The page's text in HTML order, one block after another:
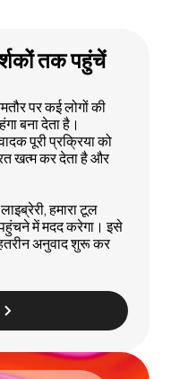
तक पहुंचें
पर कई लोगों की
बना देता है।
पूरी प्रक्रिया को
खत्म कर देता है और
हमारा टूल
में मदद करेगा। इसे
अनुवाद शुरू कर